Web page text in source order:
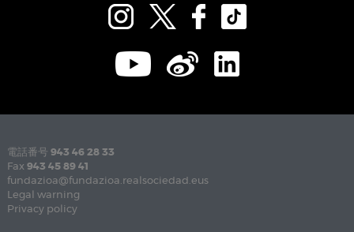
電話番号 943 46 28 33
Fax 943 45 89 41
fundazioa@fundazioa.realsociedad.eus
Legal warning
Privacy policy